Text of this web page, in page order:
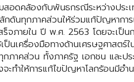
อดคล้องกับพันธกรณีระหว่างประ
ดันทุกภาคส่วนให้ร่วมแก้ปัญหาก
ภายใน ปี พ.ศ. 2563 โดยจะเป็น
นเครื่องมือทางด้านเศรษฐศาสตร์
ภาคส่วน ทั้งภาครัฐ เอกชน และ
ทำให้การแก้ไขปัญหาโลกร้อนมีอำ